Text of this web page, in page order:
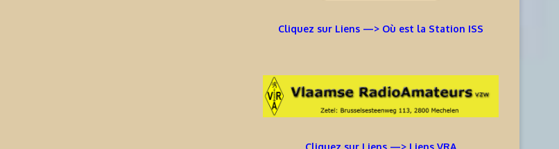
Cliquez sur Liens —> Où est la Station ISS